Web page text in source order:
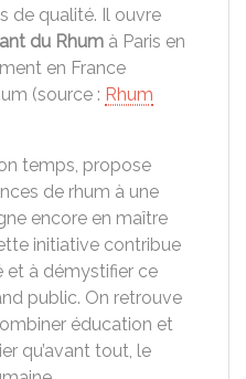
de qualité. Il ouvre
du Rhum à Paris en
en France
(source : Rhum
temps, propose
de rhum à une
encore en maître
initiative contribue
et à démystifier ce
public. On retrouve
éducation et
qu’avant tout, le